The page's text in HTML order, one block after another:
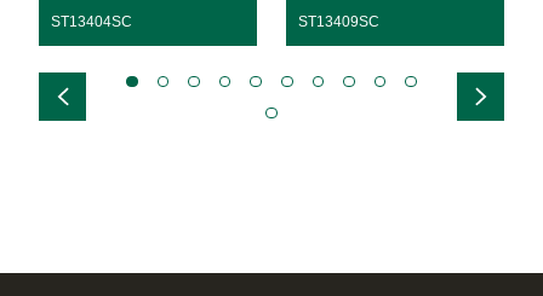
ST13404SC ST13409SC